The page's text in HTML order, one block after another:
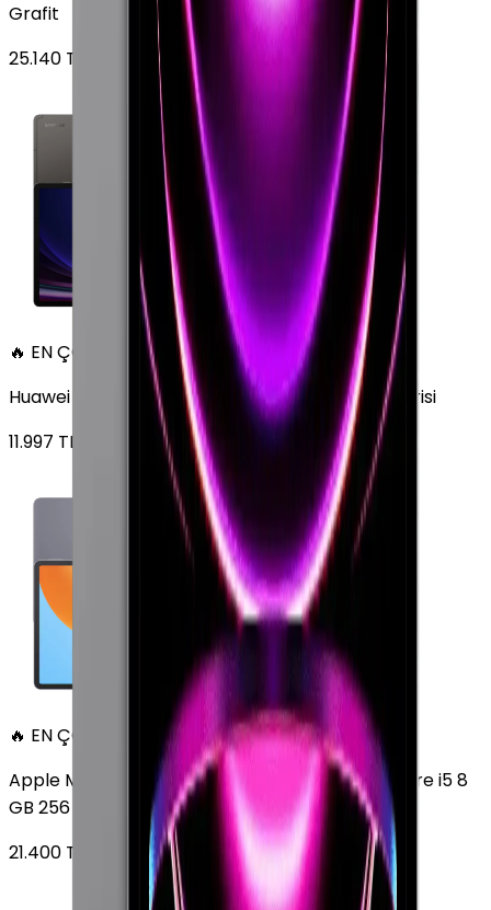
Grafit
25.140 TL'den başlayan fiyatlar
🔥 EN ÇOK SATAN
Huawei MatePad 11.5 128 GB 11.5 inç Wi-Fi Uzay Grisi
11.997 TL'den başlayan fiyatlar
🔥 EN ÇOK SATAN
Apple MacBook Air 13" (13-inch, 2020) 1.1 GHz Core i5 8
GB 256 GB Altın
21.400 TL'den başlayan fiyatlar